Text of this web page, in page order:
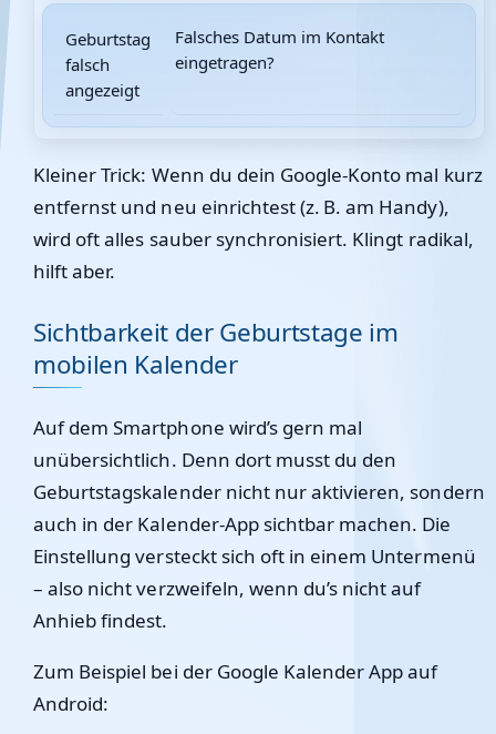
Geburtstag
falsch
angezeigt
Falsches Datum im Kontakt
eingetragen?
Kleiner Trick: Wenn du dein Google-Konto mal kurz
entfernst und neu einrichtest (z. B. am Handy),
wird oft alles sauber synchronisiert. Klingt radikal,
hilft aber.
Sichtbarkeit der Geburtstage im
mobilen Kalender
Auf dem Smartphone wird’s gern mal
unübersichtlich. Denn dort musst du den
Geburtstagskalender nicht nur aktivieren, sondern
auch in der Kalender-App sichtbar machen. Die
Einstellung versteckt sich oft in einem Untermenü
– also nicht verzweifeln, wenn du’s nicht auf
Anhieb findest.
Zum Beispiel bei der Google Kalender App auf
Android: